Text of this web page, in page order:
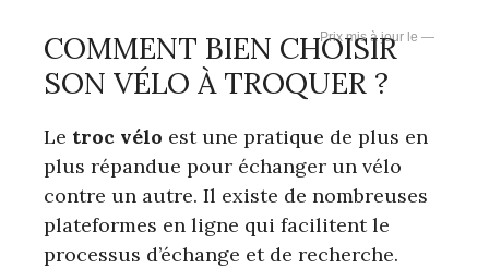
—
COMMENT BIEN CHOISIR
SON VÉLO À TROQUER ?
Le troc vélo est une pratique de plus en
plus répandue pour échanger un vélo
contre un autre. Il existe de nombreuses
plateformes en ligne qui facilitent le
processus d’échange et de recherche.